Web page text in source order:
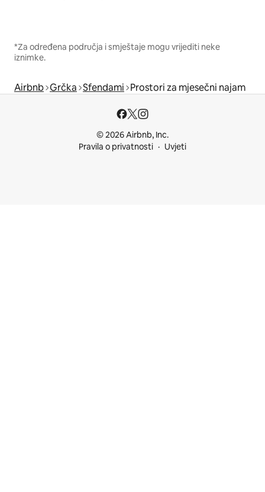
*Za određena područja i smještaje mogu vrijediti neke
iznimke.
Airbnb Grčka Sfendami Prostori za mjesečni najam
© 2026 Airbnb, Inc.
Pravila o privatnosti
Uvjeti